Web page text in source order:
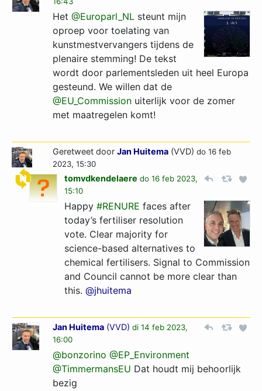
Het @Europarl_NL steunt mijn
oproep voor toelating van
kunstmestvervangers tijdens de
plenaire stemming! De tekst
wordt door parlementsleden uit heel Europa
gesteund. We willen dat de
@EU_Commission uiterlijk voor de zomer
met maatregelen komt!
Geretweet door Jan Huitema (VVD) do 16 feb
2023, 15:30
tomvdkendelaere do 16 feb 2023,
15:10
Happy #RENURE faces after
today’s fertiliser resolution
vote. Clear majority for
science-based alternatives to
chemical fertilisers. Signal to Commission
and Council cannot be more clear than
this. @jhuitema
Jan Huitema (VVD) di 14 feb 2023,
16:00
@bonzorino @EP_Environment
@TimmermansEU Dat houdt mij behoorlijk
bezig